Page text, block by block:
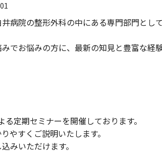
病院の整形外科の中にある専門部門とし
でお悩みの方に、最新の知見と豊富な経
定期セミナーを開催しております。
やすくご説明いたします。
みいただけます。